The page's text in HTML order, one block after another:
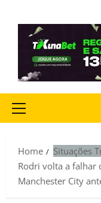
Home
Situações
Rodri volta a falhar
Manchester City